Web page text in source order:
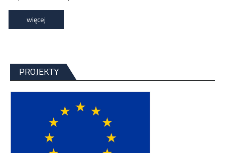
więcej
PROJEKTY